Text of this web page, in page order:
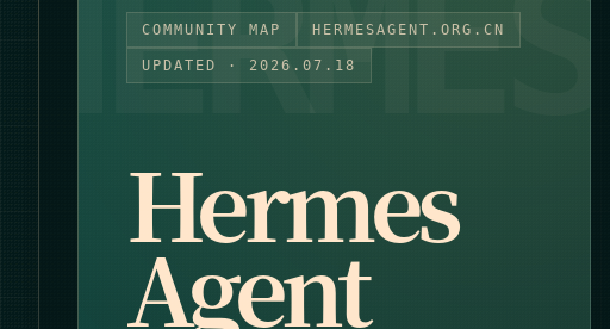
COMMUNITY MAP HERMESAGENT.ORG.CN
UPDATED · 2026.07.18
Hermes
Agent